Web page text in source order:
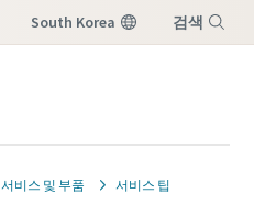
South Korea 검색
서비스 및 부품 서비스 팁